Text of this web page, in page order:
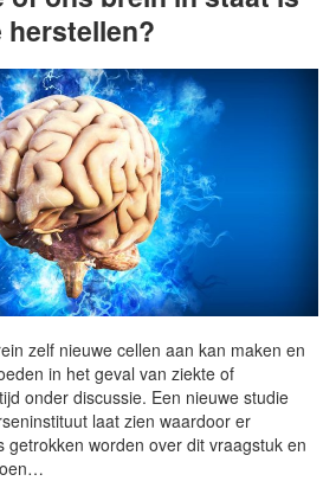
herstellen?
zelf nieuwe cellen aan kan maken en
in het geval van ziekte of
onder discussie. Een nieuwe studie
laat zien waardoor er
getrokken worden over dit vraagstuk en